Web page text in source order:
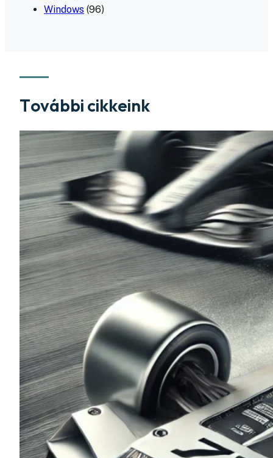
Windows (96)
További cikkeink